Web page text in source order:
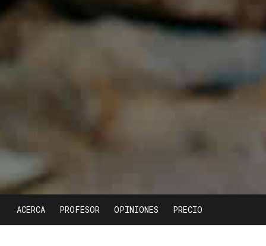
ACERCA PROFESOR OPINIONES PRECIO